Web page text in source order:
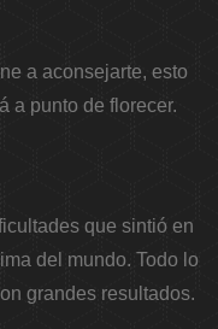
a aconsejarte, esto
a punto de florecer.
que sintió en
del mundo. Todo lo
grandes resultados.